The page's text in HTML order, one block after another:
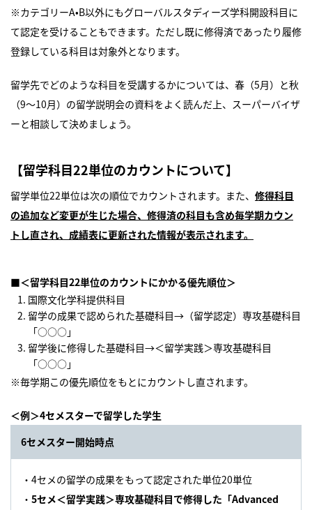
※カテゴリーA•B以外にもグローバルスタディーズ学科開設科目に
て認定を受けることもできます。ただし既に修得済であったり履修
登録している科目は対象外となります。
留学先でどのような科目を受講するかについては、春（5月）と秋
（9～10月）の留学説明会の資料をよく読んだ上、スーパーバイザ
ーと相談して決めましょう。
【留学科目22単位のカウントについて】
留学単位22単位は次の順位でカウントされます。また、 修得科目
の追加など変更が生じた場合、修得済の科目も含め毎学期カウン
トし直され、成績表に更新された情報が表示されます。
■＜留学科目22単位のカウントにかかる優先順位＞
国際文化学科提供科目
留学の成果で認められた基礎科目→（留学認定）専攻基礎科目
「○○○」
留学後に修得した基礎科目→＜留学実践＞専攻基礎科目
「○○○」
※毎学期この優先順位をもとにカウントし直されます。
＜例＞4セメスターで留学した学生
6セメスター開始時点
・4セメの留学の成果をもって認定された単位20単位
・ 5セメ＜留学実践＞専攻基礎科目で修得した「Advanced